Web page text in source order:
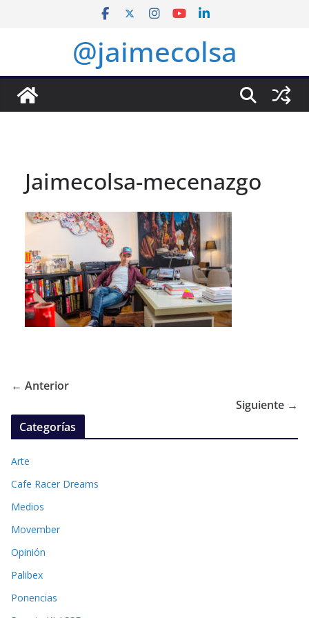
@jaimecolsa
Jaimecolsa-mecenazgo
← Anterior
Siguiente →
Categorías
Arte
Cafe Racer Dreams
Medios
Movember
Opinión
Palibex
Ponencias